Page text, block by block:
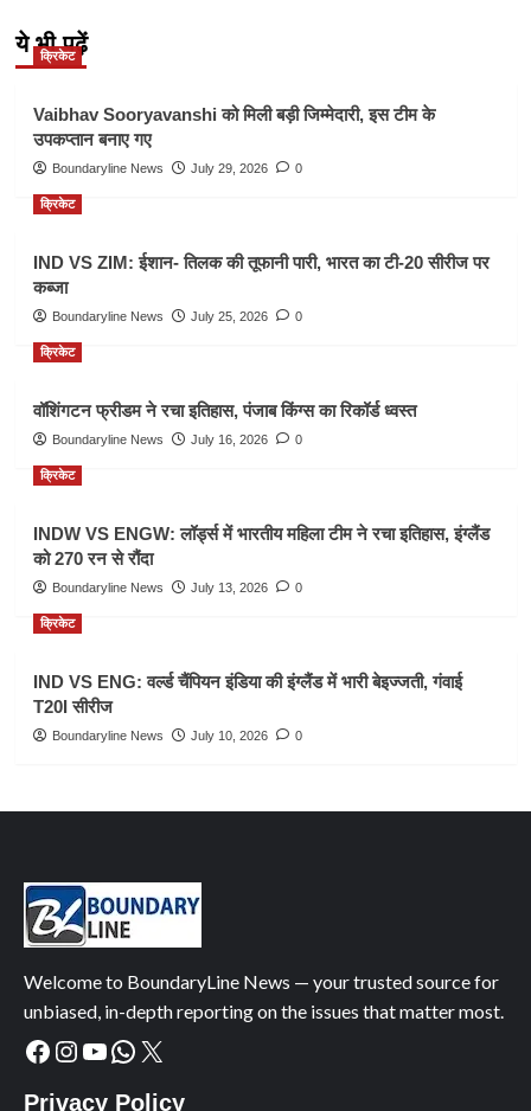
ये भी पढ़ें
क्रिकेट
Vaibhav Sooryavanshi को मिली बड़ी जिम्मेदारी, इस टीम के
उपकप्तान बनाए गए
Boundaryline News July 29, 2026 0
क्रिकेट
IND VS ZIM: ईशान- तिलक की तूफानी पारी, भारत का टी-20 सीरीज पर
कब्जा
Boundaryline News July 25, 2026 0
क्रिकेट
वॉशिंगटन फ्रीडम ने रचा इतिहास, पंजाब किंग्स का रिकॉर्ड ध्वस्त
Boundaryline News July 16, 2026 0
क्रिकेट
INDW VS ENGW: लॉर्ड्स में भारतीय महिला टीम ने रचा इतिहास, इंग्लैंड
को 270 रन से रौंदा
Boundaryline News July 13, 2026 0
क्रिकेट
IND VS ENG: वर्ल्ड चैंपियन इंडिया की इंग्लैंड में भारी बेइज्जती, गंवाई
T20I सीरीज
Boundaryline News July 10, 2026 0
Welcome to BoundaryLine News — your trusted source for
unbiased, in-depth reporting on the issues that matter most.
Facebook
Instagram
YouTube
WhatsApp
X
Privacy Policy